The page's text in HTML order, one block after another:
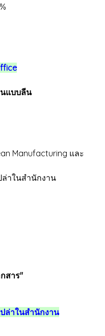
แบบลีน
Manufacturing และ
าในสำนักงาน
สาร"
ล่าในสำนักงาน